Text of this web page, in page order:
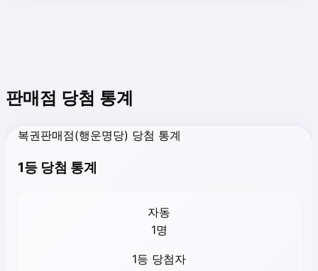
판매점 당첨 통계
복권판매점(행운명당) 당첨 통계
1등 당첨 통계
자동
1명
1등 당첨자